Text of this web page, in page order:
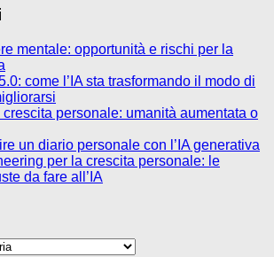
mentale: opportunità e rischi per la
come l’IA sta trasformando il modo di
crescita personale: umanità aumentata o
un diario personale con l’IA generativa
per la crescita personale: le
da fare all’IA